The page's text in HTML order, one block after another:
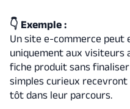
👇 Exemple :
Un site e-commerce peut
uniquement aux visiteurs
fiche produit sans finaliser
simples curieux
tôt dans leur parcours.